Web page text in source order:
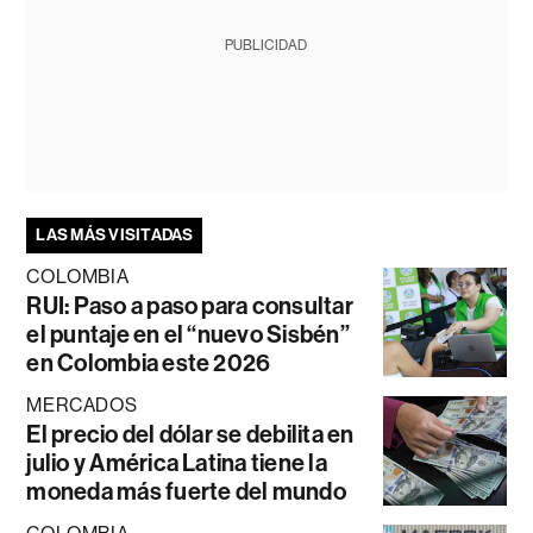
PUBLICIDAD
LAS MÁS VISITADAS
COLOMBIA
RUI: Paso a paso para consultar
el puntaje en el “nuevo Sisbén”
en Colombia este 2026
MERCADOS
El precio del dólar se debilita en
julio y América Latina tiene la
moneda más fuerte del mundo